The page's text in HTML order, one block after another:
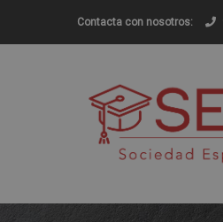
Contacta con nosotros: